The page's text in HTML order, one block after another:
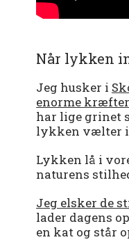
Når lykken
Jeg husker i
enorme kræfter
har lige grinet
lykken vælter
Lykken lå i
naturens
Jeg elsker de
lader dagens
en kat og står